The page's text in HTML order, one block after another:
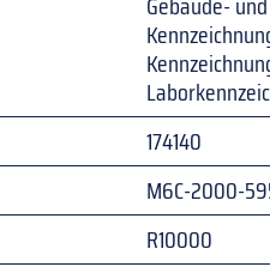
174140
M6C-2000-
R10000